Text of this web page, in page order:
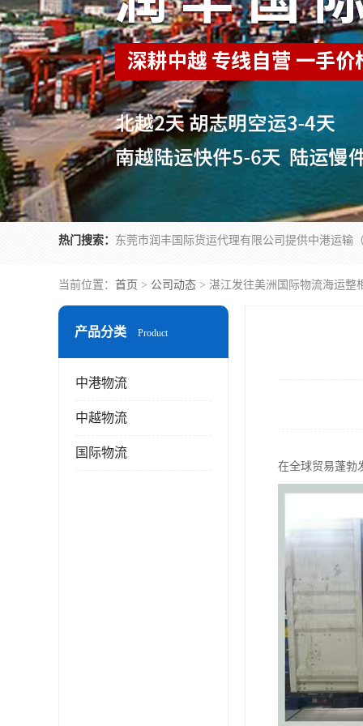
热门搜索：
当前位置： 首页 > 公司动态 > 湛江发往美洲国际物流海运整
产品分类 Product
中港物流
中越物流
国际物流
在全球贸易蓬勃